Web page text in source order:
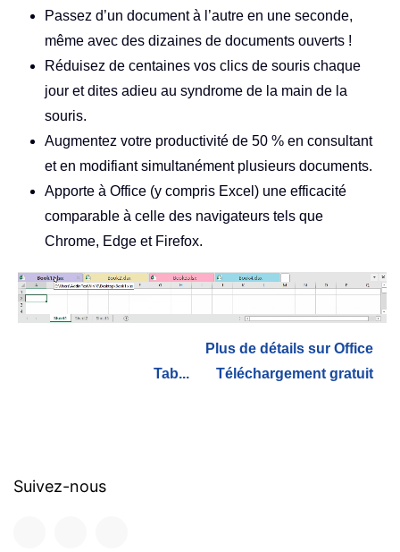
Passez d’un document à l’autre en une seconde,
même avec des dizaines de documents ouverts !
Réduisez de centaines vos clics de souris chaque
jour et dites adieu au syndrome de la main de la
souris.
Augmentez votre productivité de 50 % en consultant
et en modifiant simultanément plusieurs documents.
Apporte à Office (y compris Excel) une efficacité
comparable à celle des navigateurs tels que
Chrome, Edge et Firefox.
Plus de détails sur Office
Tab...
Téléchargement gratuit
Suivez-nous